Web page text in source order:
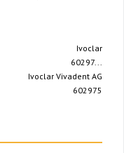
Ivoclar
60297...
Ivoclar Vivadent AG
602975